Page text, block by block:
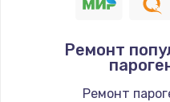
Ремонт
Ремонт